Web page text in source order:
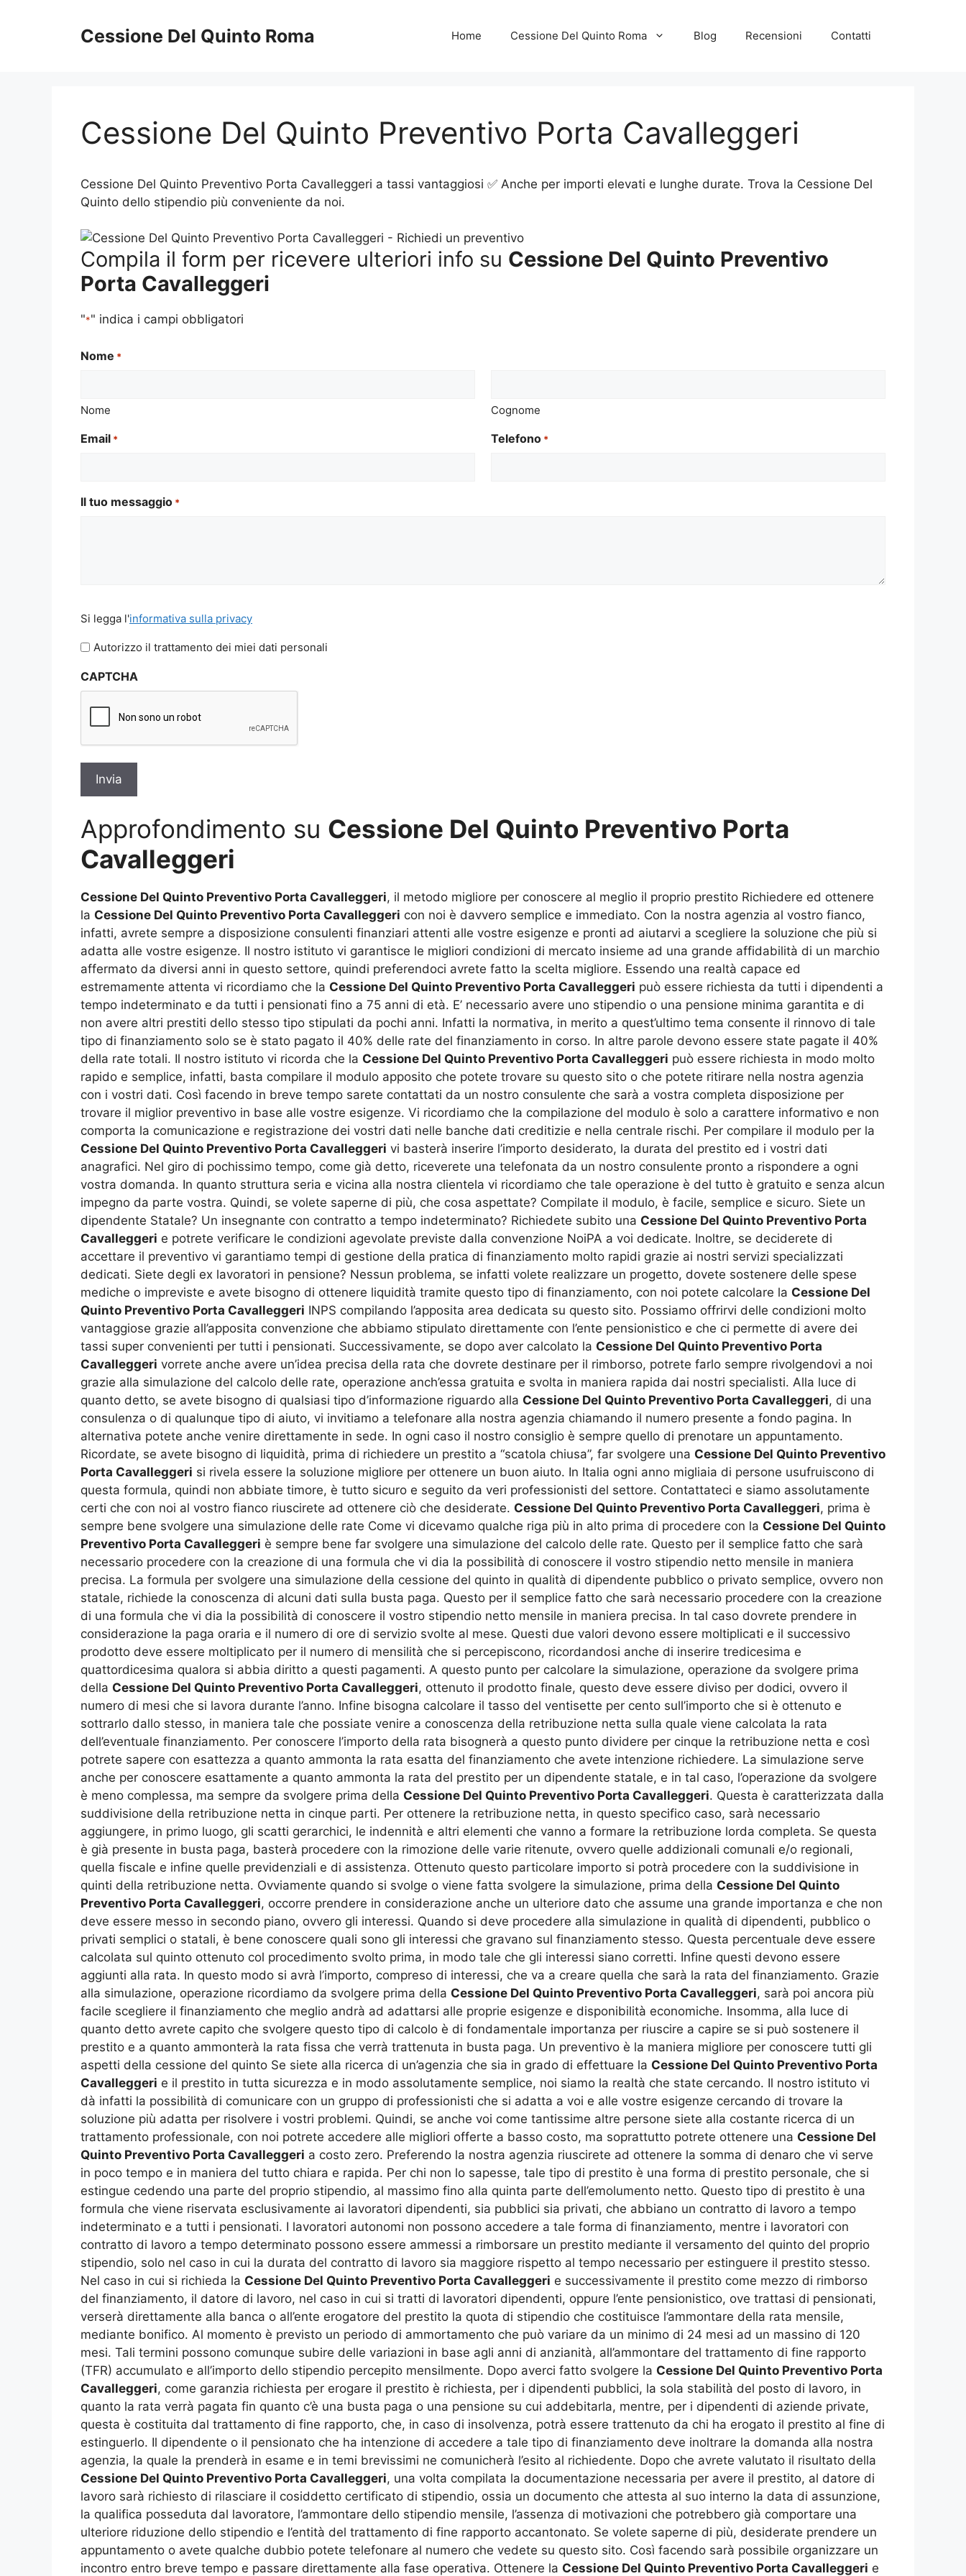
Cessione Del Quinto Roma Home Cessione Del Quinto Roma Blog Recensioni Contatti
Cessione Del Quinto Preventivo Porta Cavalleggeri
Cessione Del Quinto Preventivo Porta Cavalleggeri a tassi vantaggiosi ✅ Anche per importi elevati e lunghe durate. Trova la Cessione Del
Quinto dello stipendio più conveniente da noi.
Compila il form per ricevere ulteriori info su Cessione Del Quinto Preventivo
Porta Cavalleggeri
"*" indica i campi obbligatori
Nome *
Nome Cognome
Email * Telefono *
Il tuo messaggio *
legga
l'informativa
privacy
Si legga l'informativa sulla privacy
Autorizzo il trattamento dei miei dati personali
CAPTCHA
Approfondimento su Cessione Del Quinto Preventivo Porta
Cavalleggeri
Cessione Del Quinto Preventivo Porta Cavalleggeri, il metodo migliore per conoscere al meglio il proprio prestito Richiedere ed ottenere
la Cessione Del Quinto Preventivo Porta Cavalleggeri con noi è davvero semplice e immediato. Con la nostra agenzia al vostro fianco,
infatti, avrete sempre a disposizione consulenti finanziari attenti alle vostre esigenze e pronti ad aiutarvi a scegliere la soluzione che più si
adatta alle vostre esigenze. Il nostro istituto vi garantisce le migliori condizioni di mercato insieme ad una grande affidabilità di un marchio
affermato da diversi anni in questo settore, quindi preferendoci avrete fatto la scelta migliore. Essendo una realtà capace ed
estremamente attenta vi ricordiamo che la Cessione Del Quinto Preventivo Porta Cavalleggeri può essere richiesta da tutti i dipendenti a
tempo indeterminato e da tutti i pensionati fino a 75 anni di età. E’ necessario avere uno stipendio o una pensione minima garantita e di
non avere altri prestiti dello stesso tipo stipulati da pochi anni. Infatti la normativa, in merito a quest’ultimo tema consente il rinnovo di tale
tipo di finanziamento solo se è stato pagato il 40% delle rate del finanziamento in corso. In altre parole devono essere state pagate il 40%
della rate totali. Il nostro istituto vi ricorda che la Cessione Del Quinto Preventivo Porta Cavalleggeri può essere richiesta in modo molto
rapido e semplice, infatti, basta compilare il modulo apposito che potete trovare su questo sito o che potete ritirare nella nostra agenzia
con i vostri dati. Così facendo in breve tempo sarete contattati da un nostro consulente che sarà a vostra completa disposizione per
trovare il miglior preventivo in base alle vostre esigenze. Vi ricordiamo che la compilazione del modulo è solo a carattere informativo e non
comporta la comunicazione e registrazione dei vostri dati nelle banche dati creditizie e nella centrale rischi. Per compilare il modulo per la
Cessione Del Quinto Preventivo Porta Cavalleggeri vi basterà inserire l’importo desiderato, la durata del prestito ed i vostri dati
anagrafici. Nel giro di pochissimo tempo, come già detto, riceverete una telefonata da un nostro consulente pronto a rispondere a ogni
vostra domanda. In quanto struttura seria e vicina alla nostra clientela vi ricordiamo che tale operazione è del tutto è gratuito e senza alcun
impegno da parte vostra. Quindi, se volete saperne di più, che cosa aspettate? Compilate il modulo, è facile, semplice e sicuro. Siete un
dipendente Statale? Un insegnante con contratto a tempo indeterminato? Richiedete subito una Cessione Del Quinto Preventivo Porta
Cavalleggeri e potrete verificare le condizioni agevolate previste dalla convenzione NoiPA a voi dedicate. Inoltre, se deciderete di
accettare il preventivo vi garantiamo tempi di gestione della pratica di finanziamento molto rapidi grazie ai nostri servizi specializzati
dedicati. Siete degli ex lavoratori in pensione? Nessun problema, se infatti volete realizzare un progetto, dovete sostenere delle spese
mediche o impreviste e avete bisogno di ottenere liquidità tramite questo tipo di finanziamento, con noi potete calcolare la Cessione Del
Quinto Preventivo Porta Cavalleggeri INPS compilando l’apposita area dedicata su questo sito. Possiamo offrirvi delle condizioni molto
vantaggiose grazie all’apposita convenzione che abbiamo stipulato direttamente con l’ente pensionistico e che ci permette di avere dei
tassi super convenienti per tutti i pensionati. Successivamente, se dopo aver calcolato la Cessione Del Quinto Preventivo Porta
Cavalleggeri vorrete anche avere un’idea precisa della rata che dovrete destinare per il rimborso, potrete farlo sempre rivolgendovi a noi
grazie alla simulazione del calcolo delle rate, operazione anch’essa gratuita e svolta in maniera rapida dai nostri specialisti. Alla luce di
quanto detto, se avete bisogno di qualsiasi tipo d’informazione riguardo alla Cessione Del Quinto Preventivo Porta Cavalleggeri, di una
consulenza o di qualunque tipo di aiuto, vi invitiamo a telefonare alla nostra agenzia chiamando il numero presente a fondo pagina. In
alternativa potete anche venire direttamente in sede. In ogni caso il nostro consiglio è sempre quello di prenotare un appuntamento.
Ricordate, se avete bisogno di liquidità, prima di richiedere un prestito a “scatola chiusa”, far svolgere una Cessione Del Quinto Preventivo
Porta Cavalleggeri si rivela essere la soluzione migliore per ottenere un buon aiuto. In Italia ogni anno migliaia di persone usufruiscono di
questa formula, quindi non abbiate timore, è tutto sicuro e seguito da veri professionisti del settore. Contattateci e siamo assolutamente
certi che con noi al vostro fianco riuscirete ad ottenere ciò che desiderate. Cessione Del Quinto Preventivo Porta Cavalleggeri, prima è
sempre bene svolgere una simulazione delle rate Come vi dicevamo qualche riga più in alto prima di procedere con la Cessione Del Quinto
Preventivo Porta Cavalleggeri è sempre bene far svolgere una simulazione del calcolo delle rate. Questo per il semplice fatto che sarà
necessario procedere con la creazione di una formula che vi dia la possibilità di conoscere il vostro stipendio netto mensile in maniera
precisa. La formula per svolgere una simulazione della cessione del quinto in qualità di dipendente pubblico o privato semplice, ovvero non
statale, richiede la conoscenza di alcuni dati sulla busta paga. Questo per il semplice fatto che sarà necessario procedere con la creazione
di una formula che vi dia la possibilità di conoscere il vostro stipendio netto mensile in maniera precisa. In tal caso dovrete prendere in
considerazione la paga oraria e il numero di ore di servizio svolte al mese. Questi due valori devono essere moltiplicati e il successivo
prodotto deve essere moltiplicato per il numero di mensilità che si percepiscono, ricordandosi anche di inserire tredicesima e
quattordicesima qualora si abbia diritto a questi pagamenti. A questo punto per calcolare la simulazione, operazione da svolgere prima
della Cessione Del Quinto Preventivo Porta Cavalleggeri, ottenuto il prodotto finale, questo deve essere diviso per dodici, ovvero il
numero di mesi che si lavora durante l’anno. Infine bisogna calcolare il tasso del ventisette per cento sull’importo che si è ottenuto e
sottrarlo dallo stesso, in maniera tale che possiate venire a conoscenza della retribuzione netta sulla quale viene calcolata la rata
dell’eventuale finanziamento. Per conoscere l’importo della rata bisognerà a questo punto dividere per cinque la retribuzione netta e così
potrete sapere con esattezza a quanto ammonta la rata esatta del finanziamento che avete intenzione richiedere. La simulazione serve
anche per conoscere esattamente a quanto ammonta la rata del prestito per un dipendente statale, e in tal caso, l’operazione da svolgere
è meno complessa, ma sempre da svolgere prima della Cessione Del Quinto Preventivo Porta Cavalleggeri. Questa è caratterizzata dalla
suddivisione della retribuzione netta in cinque parti. Per ottenere la retribuzione netta, in questo specifico caso, sarà necessario
aggiungere, in primo luogo, gli scatti gerarchici, le indennità e altri elementi che vanno a formare la retribuzione lorda completa. Se questa
è già presente in busta paga, basterà procedere con la rimozione delle varie ritenute, ovvero quelle addizionali comunali e/o regionali,
quella fiscale e infine quelle previdenziali e di assistenza. Ottenuto questo particolare importo si potrà procedere con la suddivisione in
quinti della retribuzione netta. Ovviamente quando si svolge o viene fatta svolgere la simulazione, prima della Cessione Del Quinto
Preventivo Porta Cavalleggeri, occorre prendere in considerazione anche un ulteriore dato che assume una grande importanza e che non
deve essere messo in secondo piano, ovvero gli interessi. Quando si deve procedere alla simulazione in qualità di dipendenti, pubblico o
privati semplici o statali, è bene conoscere quali sono gli interessi che gravano sul finanziamento stesso. Questa percentuale deve essere
calcolata sul quinto ottenuto col procedimento svolto prima, in modo tale che gli interessi siano corretti. Infine questi devono essere
aggiunti alla rata. In questo modo si avrà l’importo, compreso di interessi, che va a creare quella che sarà la rata del finanziamento. Grazie
alla simulazione, operazione ricordiamo da svolgere prima della Cessione Del Quinto Preventivo Porta Cavalleggeri, sarà poi ancora più
facile scegliere il finanziamento che meglio andrà ad adattarsi alle proprie esigenze e disponibilità economiche. Insomma, alla luce di
quanto detto avrete capito che svolgere questo tipo di calcolo è di fondamentale importanza per riuscire a capire se si può sostenere il
prestito e a quanto ammonterà la rata fissa che verrà trattenuta in busta paga. Un preventivo è la maniera migliore per conoscere tutti gli
aspetti della cessione del quinto Se siete alla ricerca di un’agenzia che sia in grado di effettuare la Cessione Del Quinto Preventivo Porta
Cavalleggeri e il prestito in tutta sicurezza e in modo assolutamente semplice, noi siamo la realtà che state cercando. Il nostro istituto vi
dà infatti la possibilità di comunicare con un gruppo di professionisti che si adatta a voi e alle vostre esigenze cercando di trovare la
soluzione più adatta per risolvere i vostri problemi. Quindi, se anche voi come tantissime altre persone siete alla costante ricerca di un
trattamento professionale, con noi potrete accedere alle migliori offerte a basso costo, ma soprattutto potrete ottenere una Cessione Del
Quinto Preventivo Porta Cavalleggeri a costo zero. Preferendo la nostra agenzia riuscirete ad ottenere la somma di denaro che vi serve
in poco tempo e in maniera del tutto chiara e rapida. Per chi non lo sapesse, tale tipo di prestito è una forma di prestito personale, che si
estingue cedendo una parte del proprio stipendio, al massimo fino alla quinta parte dell’emolumento netto. Questo tipo di prestito è una
formula che viene riservata esclusivamente ai lavoratori dipendenti, sia pubblici sia privati, che abbiano un contratto di lavoro a tempo
indeterminato e a tutti i pensionati. I lavoratori autonomi non possono accedere a tale forma di finanziamento, mentre i lavoratori con
contratto di lavoro a tempo determinato possono essere ammessi a rimborsare un prestito mediante il versamento del quinto del proprio
stipendio, solo nel caso in cui la durata del contratto di lavoro sia maggiore rispetto al tempo necessario per estinguere il prestito stesso.
Nel caso in cui si richieda la Cessione Del Quinto Preventivo Porta Cavalleggeri e successivamente il prestito come mezzo di rimborso
del finanziamento, il datore di lavoro, nel caso in cui si tratti di lavoratori dipendenti, oppure l’ente pensionistico, ove trattasi di pensionati,
verserà direttamente alla banca o all’ente erogatore del prestito la quota di stipendio che costituisce l’ammontare della rata mensile,
mediante bonifico. Al momento è previsto un periodo di ammortamento che può variare da un minimo di 24 mesi ad un massino di 120
mesi. Tali termini possono comunque subire delle variazioni in base agli anni di anzianità, all’ammontare del trattamento di fine rapporto
(TFR) accumulato e all’importo dello stipendio percepito mensilmente. Dopo averci fatto svolgere la Cessione Del Quinto Preventivo Porta
Cavalleggeri, come garanzia richiesta per erogare il prestito è richiesta, per i dipendenti pubblici, la sola stabilità del posto di lavoro, in
quanto la rata verrà pagata fin quanto c’è una busta paga o una pensione su cui addebitarla, mentre, per i dipendenti di aziende private,
questa è costituita dal trattamento di fine rapporto, che, in caso di insolvenza, potrà essere trattenuto da chi ha erogato il prestito al fine di
estinguerlo. Il dipendente o il pensionato che ha intenzione di accedere a tale tipo di finanziamento deve inoltrare la domanda alla nostra
agenzia, la quale la prenderà in esame e in temi brevissimi ne comunicherà l’esito al richiedente. Dopo che avrete valutato il risultato della
Cessione Del Quinto Preventivo Porta Cavalleggeri, una volta compilata la documentazione necessaria per avere il prestito, al datore di
lavoro sarà richiesto di rilasciare il cosiddetto certificato di stipendio, ossia un documento che attesta al suo interno la data di assunzione,
la qualifica posseduta dal lavoratore, l’ammontare dello stipendio mensile, l’assenza di motivazioni che potrebbero già comportare una
ulteriore riduzione dello stipendio e l’entità del trattamento di fine rapporto accantonato. Se volete saperne di più, desiderate prendere un
appuntamento o avete qualche dubbio potete telefonare al numero che vedete su questo sito. Così facendo sarà possibile organizzare un
incontro entro breve tempo e passare direttamente alla fase operativa. Ottenere la Cessione Del Quinto Preventivo Porta Cavalleggeri e